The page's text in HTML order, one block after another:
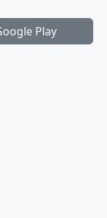
Play